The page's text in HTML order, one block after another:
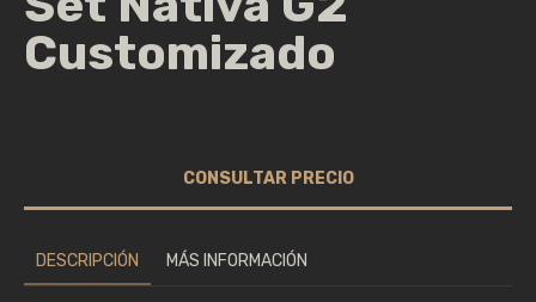
Customizado
DESCRIPCIÓN MÁS INFORMACIÓN